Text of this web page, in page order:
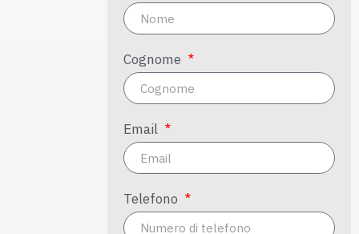
Cognome
Email
Telefono